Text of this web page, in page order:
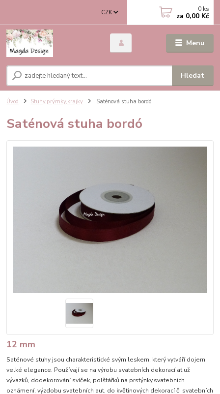
Menu
CZK
Hledat
0 ks
za 0,00 Kč
Úvod Stuhy,prýmky,krajky Saténová stuha bordó
Saténová stuha bordó
12 mm
Saténové stuhy jsou charakteristické svým leskem, který vytváří dojem
velké elegance. Používají se na výrobu svatebních dekorací ať už
vývazků, dodekorování svíček, polštářků na prstýnky,svatebních
oznámení, výzdobu svatebních aut, do květinových dekorací či svatebních